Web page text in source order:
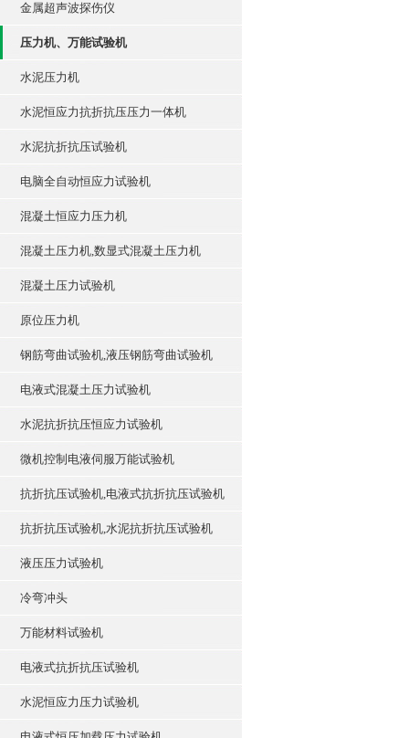
金属超声波探伤仪
压力机、万能试验机
水泥压力机
水泥恒应力抗折抗压压力一体机
水泥抗折抗压试验机
电脑全自动恒应力试验机
混凝土恒应力压力机
混凝土压力机,数显式混凝土压力机
混凝土压力试验机
原位压力机
钢筋弯曲试验机,液压钢筋弯曲试验机
电液式混凝土压力试验机
水泥抗折抗压恒应力试验机
微机控制电液伺服万能试验机
抗折抗压试验机,电液式抗折抗压试验机
抗折抗压试验机,水泥抗折抗压试验机
液压压力试验机
冷弯冲头
万能材料试验机
电液式抗折抗压试验机
水泥恒应力压力试验机